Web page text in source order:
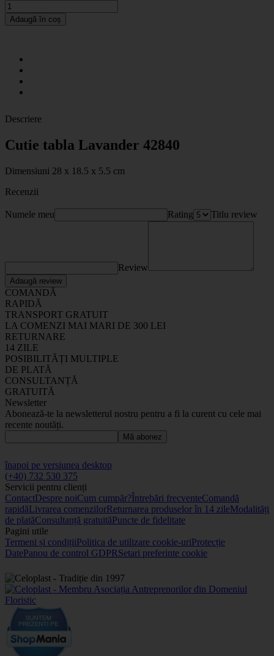
Adaugă în coș
Descriere
Cutie tabla Lavander 42840
Dimensiuni 28 x 18.5 x 5.5 cm
Recenzii
Numele meu Rating Titlu review
Review
Adaugă review
COMANDĂ
RAPIDĂ
TRANSPORT GRATUIT
LA COMENZI MAI MARI DE 300 LEI
RETURNARE
14 ZILE
POSIBILITĂȚI MULTIPLE
DE PLATĂ
CONSULTANȚĂ
GRATUITĂ
Newsletter
Abonează-te la newsletterul nostru pentru a fi la curent cu cele mai
recente noutăți.
Mă abonez
înapoi pe versiunea desktop
(+40) 732 530 375
Servicii pentru clienți
ContactDespre noiCum cumpăr?Întrebări frecventeComandă
rapidăLivrarea comenzilorReturnarea produselor în 14 zileModalități
de platăConsultanță gratuităPuncte de fidelitate
Pagini utile
Termeni și condițiiPolitica de utilizare cookie-uriProtecție
DatePanou de control GDPRSetari preferinte cookie